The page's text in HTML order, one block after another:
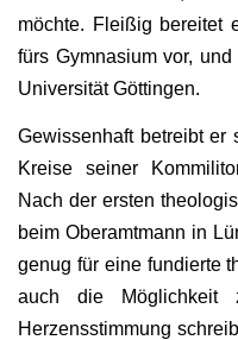
möchte. Fleißig bereitet
fürs Gymnasium vor,
Universität Göttingen.
Gewissenhaft betreibt er
Kreise seiner
Nach der ersten
beim Oberamtmann in
genug für eine fundierte
auch die Möglichkeit
Herzensstimmung